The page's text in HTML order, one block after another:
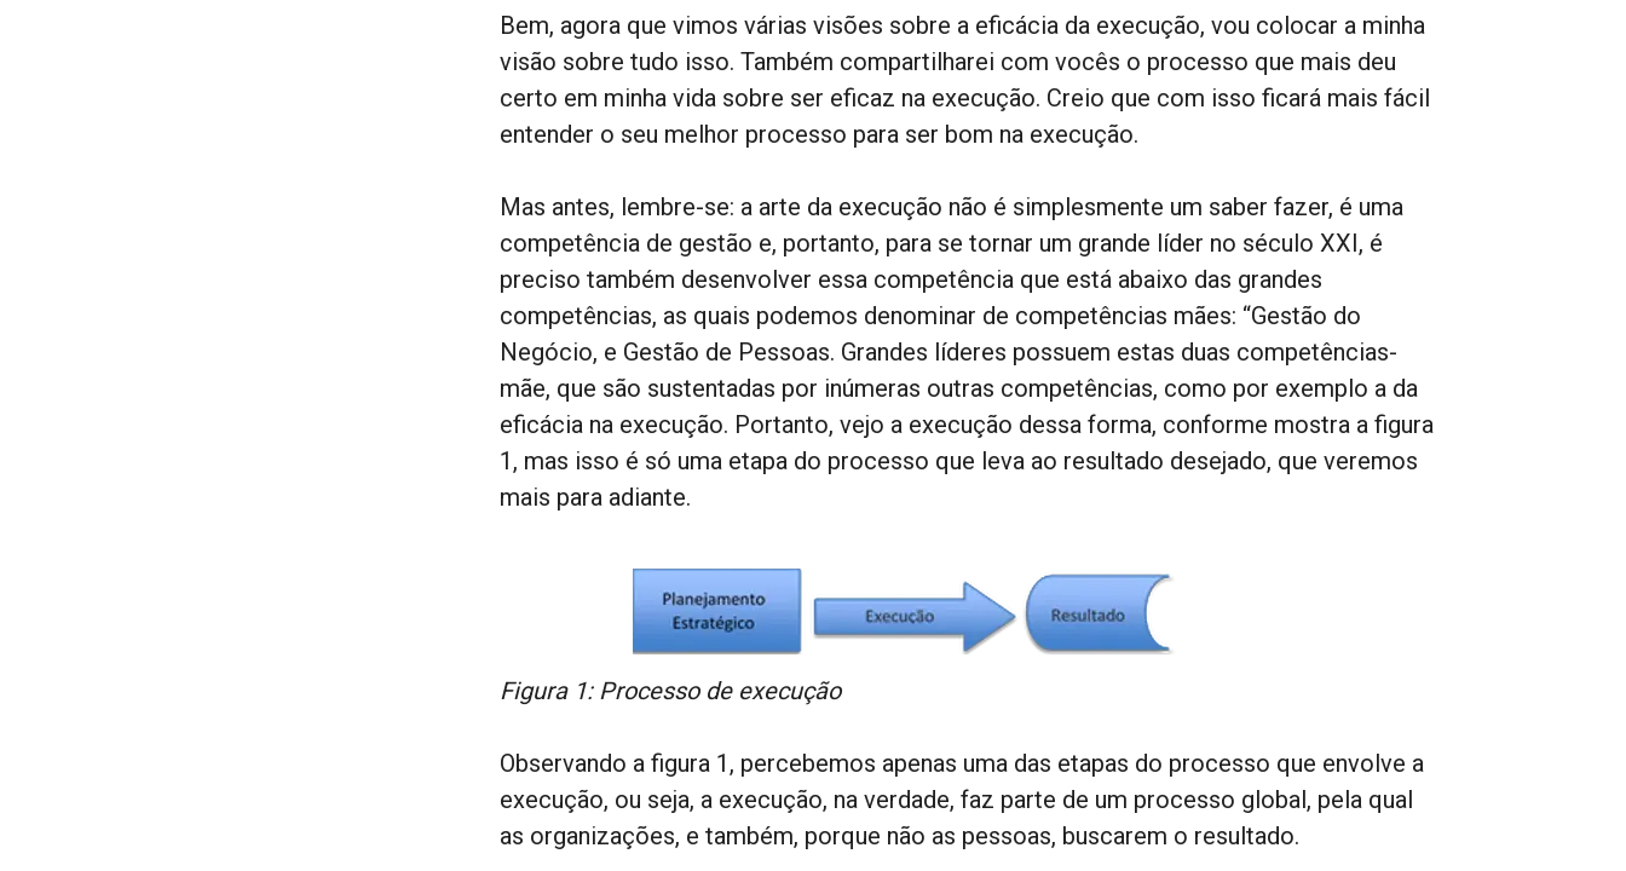
Bem, agora que vimos várias visões sobre a eficácia da execução, vou colocar a minha
visão sobre tudo isso. Também compartilharei com vocês o processo que mais deu
certo em minha vida sobre ser eficaz na execução. Creio que com isso ficará mais fácil
entender o seu melhor processo para ser bom na execução.
Mas antes, lembre-se: a arte da execução não é simplesmente um saber fazer, é uma
competência de gestão e, portanto, para se tornar um grande líder no século XXI, é
preciso também desenvolver essa competência que está abaixo das grandes
competências, as quais podemos denominar de competências mães: “Gestão do
Negócio, e Gestão de Pessoas. Grandes líderes possuem estas duas competências-
mãe, que são sustentadas por inúmeras outras competências, como por exemplo a da
eficácia na execução. Portanto, vejo a execução dessa forma, conforme mostra a figura
1, mas isso é só uma etapa do processo que leva ao resultado desejado, que veremos
mais para adiante.
Figura 1: Processo de execução
Observando a figura 1, percebemos apenas uma das etapas do processo que envolve a
execução, ou seja, a execução, na verdade, faz parte de um processo global, pela qual
as organizações, e também, porque não as pessoas, buscarem o resultado.